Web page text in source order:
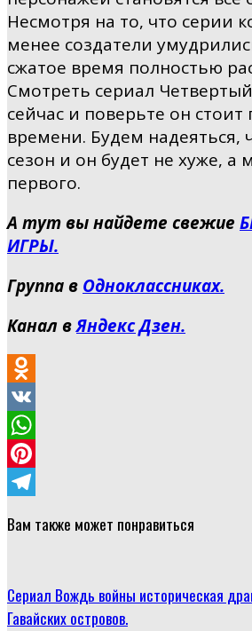
Несмотря на то, что серии
менее создатели
сжатое время полностью
Смотреть сериал
сейчас и поверьте он стоит
времени. Будем надеяться,
сезон и он будет не хуже, а
первого.
А тут вы найдете свежие
ИГРЫ.
Группа в Одноклассниках.
Канал вЯндекс Дзен.
Odnoklassniki
VK
WhatsApp
Pinterest
Вам также может понравиться
Сериал Вождь войны историческая
Гавайских островов.